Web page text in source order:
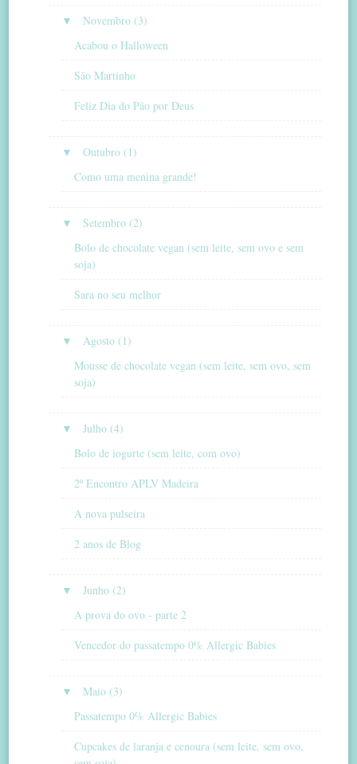
▼
Novembro (3)
Acabou o Halloween
São Martinho
Feliz Dia do Pão por Deus
▼
Outubro (1)
Como uma menina grande!
▼
Setembro (2)
Bolo de chocolate vegan (sem leite, sem ovo e sem
soja)
Sara no seu melhor
▼
Agosto (1)
Mousse de chocolate vegan (sem leite, sem ovo, sem
soja)
▼
Julho (4)
Bolo de iogurte (sem leite, com ovo)
2º Encontro APLV Madeira
A nova pulseira
2 anos de Blog
▼
Junho (2)
A prova do ovo - parte 2
Vencedor do passatempo 0% Allergic Babies
▼
Maio (3)
Passatempo 0% Allergic Babies
Cupcakes de laranja e cenoura (sem leite, sem ovo,